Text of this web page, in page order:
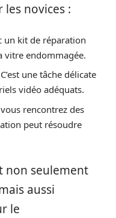
novices :
un kit de réparation
vitre endommagée.
C’est une tâche délicate
vidéo adéquats.
rencontrez des
peut résoudre
non seulement
aussi
le